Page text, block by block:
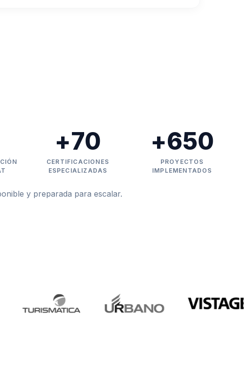
CERTIFICACIONES
ESPECIALIZADAS
+70
PROYECTOS
IMPLEMENTADOS
+650
y preparada para escalar.